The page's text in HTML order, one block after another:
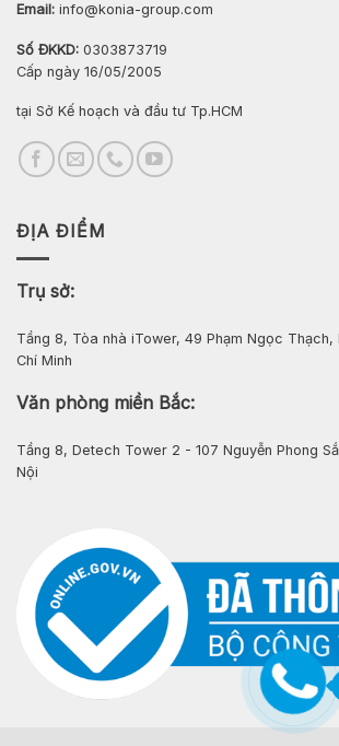
Email: info@konia-group.com
Số ĐKKD: 0303873719
Cấp ngày 16/05/2005
tại Sở Kế hoạch và đầu tư Tp.HCM
ĐỊA ĐIỂM
Trụ sở:
Tầng 8, Tòa nhà iTower, 49 Phạm Ngọc Thạch,
Chí Minh
Văn phòng miền Bắc:
Tầng 8, Detech Tower 2 - 107 Nguyễn Phong
Nội